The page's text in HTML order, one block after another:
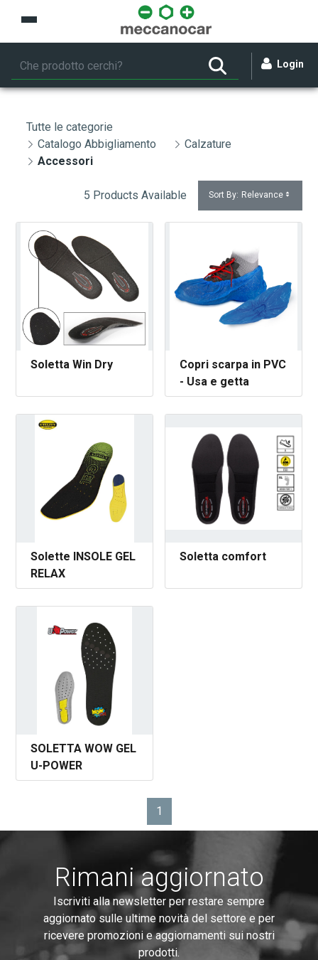
Skip to Main Content
Login
Tutte le categorie
Catalogo Abbigliamento
Calzature
Accessori
5 Products Available Sort By: Relevance
Soletta Win Dry
Copri scarpa in PVC
- Usa e getta
Solette INSOLE GEL
RELAX
Soletta comfort
SOLETTA WOW GEL
U-POWER
Pagina
1
Rimani aggiornato
Iscriviti alla newsletter per restare sempre
aggiornato sulle ultime novità del settore e per
ricevere promozioni e aggiornamenti sui nostri
prodotti.